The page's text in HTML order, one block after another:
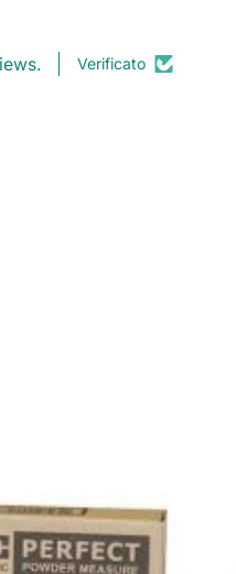
Verificato